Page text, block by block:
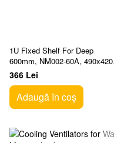
1U Fixed Shelf For Deep
600mm, NM002-60A, 490x420
mm, W/M cabinet
366 Lei
Adaugă în coș